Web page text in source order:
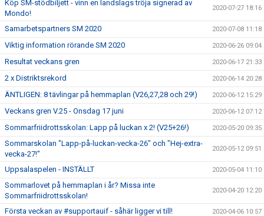
Köp SM-stödbiljett - vinn en landslags tröja signerad av
Mondo!
2020-07-27 18:16
Samarbetspartners SM 2020 2020-07-08 11:18
Viktig information rörande SM 2020 2020-06-26 09:04
Resultat veckans gren 2020-06-17 21:33
2 x Distriktsrekord 2020-06-14 20:28
ÄNTLIGEN: 8 tävlingar på hemmaplan (V26,27,28 och 29!) 2020-06-12 15:29
Veckans gren V.25 - Onsdag 17 juni 2020-06-12 07:12
Sommarfriidrottsskolan: Lapp på luckan x 2! (V25+26!) 2020-05-20 09:35
Sommarskolan "Lapp-på-luckan-vecka-26" och "Hej-extra-
vecka-27!"
2020-05-12 09:51
Uppsalaspelen - INSTÄLLT 2020-05-04 11:10
Sommarlovet på hemmaplan i år? Missa inte
Sommarfriidrottsskolan!
2020-04-20 12:20
Första veckan av #supportauif - såhär ligger vi till! 2020-04-06 10:57